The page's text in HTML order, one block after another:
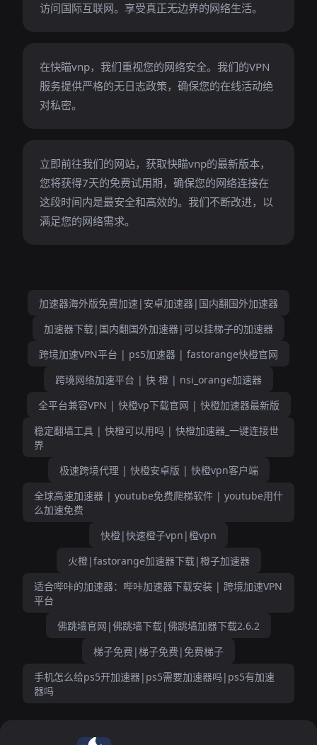
访问国际互联网。享受真正无边界的网络生活。
在快瞄vnp，我们重视您的网络安全。我们的VPN
服务提供严格的无日志政策，确保您的在线活动绝
对私密。
立即前往我们的网站，获取快瞄vnp的最新版本，
您将获得7天的免费试用期，确保您的网络连接在
这段时间内是最安全和高效的。我们不断改进，以
满足您的网络需求。
加速器海外版免费加速|安卓加速器|国内翻国外加速器
加速器下载|国内翻国外加速器|可以挂梯子的加速器
跨境加速VPN平台 | ps5加速器 | fastorange快橙官网
跨境网络加速平台 | 快 橙 | nsi_orange加速器
全平台兼容VPN | 快橙vp下载官网 | 快橙加速器最新版
稳定翻墙工具 | 快橙可以用吗 | 快橙加速器_一键连接世
界
极速跨境代理 | 快橙安卓版 | 快橙vpn客户端
全球高速加速器 | youtube免费爬梯软件 | youtube用什
么加速免费
快橙|快速橙子vpn|橙vpn
火橙|fastorange加速器下载|橙子加速器
适合哔咔的加速器：哔咔加速器下载安装 | 跨境加速VPN
平台
佛跳墙官网|佛跳墙下载|佛跳墙加器下载2.6.2
梯子免费|梯子免费|免费梯子
手机怎么给ps5开加速器|ps5需要加速器吗|ps5有加速
器吗